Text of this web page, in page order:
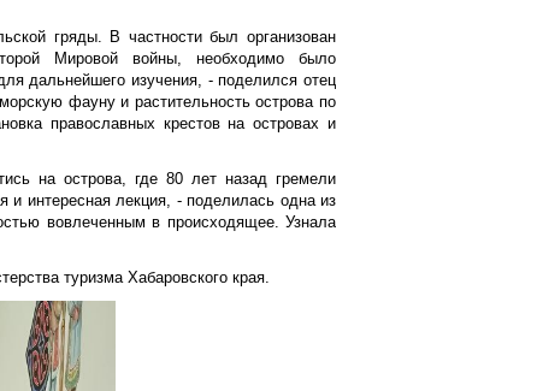
гряды. В частности был организован
Мировой войны, необходимо было
дальнейшего изучения, - поделился отец
фауну и растительность острова по
православных крестов на островах и
на острова, где 80 лет назад гремели
и интересная лекция, - поделилась одна из
вовлеченным в происходящее. Узнала
туризма Хабаровского края.